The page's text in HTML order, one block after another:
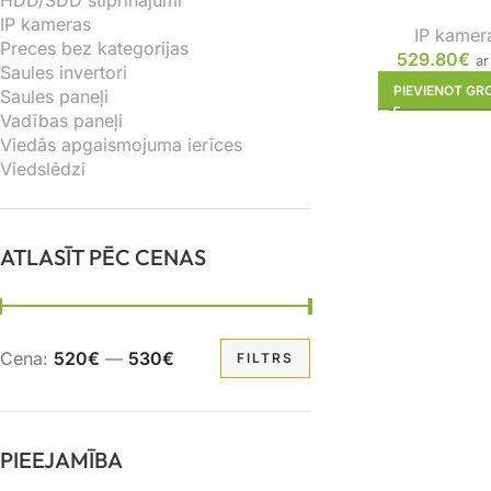
IP kameras
Preces bez kategorijas
Saules invertori
Saules paneļi
Vadības paneļi
Viedās apgaismojuma ierīces
Viedslēdzi
ATLASĪT PĒC CENAS
FILTRS
Cena: 520€ — 530€
PIEEJAMĪBA
IP
529.80€ ar
PIEVIENOT